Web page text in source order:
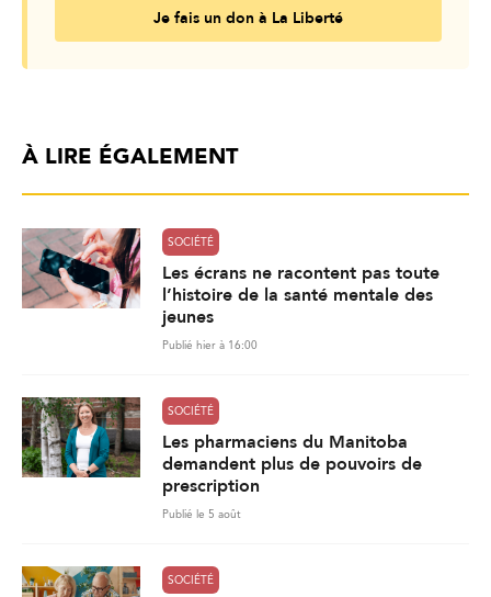
Je fais un don à La Liberté
À LIRE ÉGALEMENT
SOCIÉTÉ
Les écrans ne racontent pas toute
l’histoire de la santé mentale des
jeunes
Publié hier à 16:00
SOCIÉTÉ
Les pharmaciens du Manitoba
demandent plus de pouvoirs de
prescription
Publié le 5 août
SOCIÉTÉ